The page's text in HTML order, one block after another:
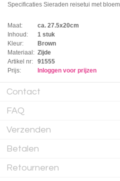
Specificaties Sieraden reisetui met
Maat:
ca. 27.5x20cm
Inhoud:
1 stuk
Kleur:
Brown
Materiaal: Zijde
Artikel nr:
91555
Prijs:
Inloggen voor prijzen
Contact
FAQ
Verzenden
Betalen
Retourneren